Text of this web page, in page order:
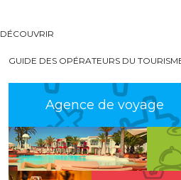
DÉCOUVRIR
GUIDE DES OPÉRATEURS DU
Agence de voyage